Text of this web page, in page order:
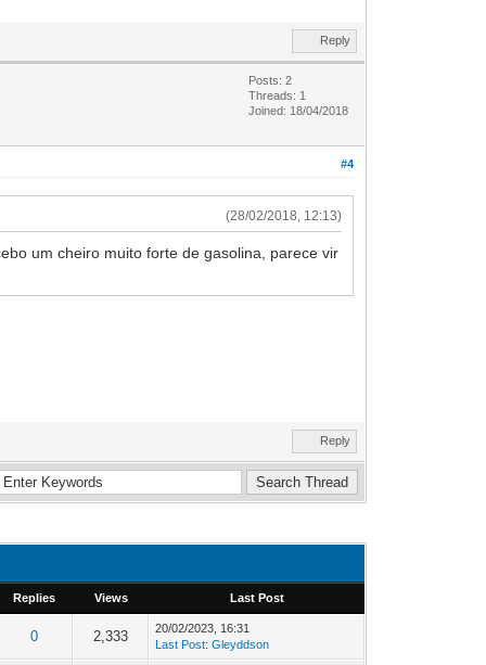
Reply
Posts: 2
Threads: 1
Joined: 18/04/2018
#4
(28/02/2018, 12:13)
um cheiro muito forte de gasolina, parece vir
Reply
Replies Views Last Post
0 2,333
20/02/2023, 16:31
Last Post:Gleyddson